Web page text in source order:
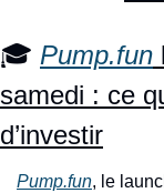
🎓 Pump.fun
samedi : ce
d’investir
Pump.fun, le